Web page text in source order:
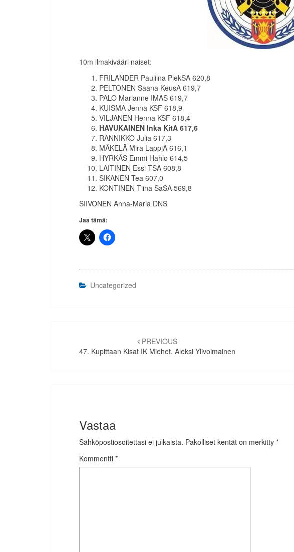
10m ilmakivääri naiset:
FRILANDER Pauliina PiekSA 620,8
PELTONEN Saana KeusA 619,7
PALO Marianne IMAS 619,7
KUISMA Jenna KSF 618,9
VILJANEN Henna KSF 618,4
HAVUKAINEN Inka KitA 617,6
RANNIKKO Julia 617,3
MÄKELÄ Mira LappjA 616,1
HYRKÄS Emmi Hahlo 614,5
LAITINEN Essi TSA 608,8
SIKANEN Tea 607,0
KONTINEN Tiina SaSA 569,8
SIIVONEN Anna-Maria DNS
Jaa tämä:
Uncategorized
selaus
PREVIOUS
47. Kupittaan Kisat IK Miehet. Aleksi Ylivoimainen
Vastaa
Sähköpostiosoitettasi ei julkaista. Pakolliset kentät on merkitty *
Kommentti *